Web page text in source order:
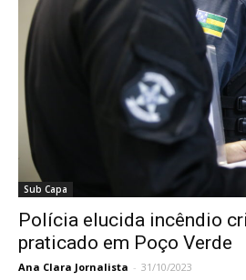
Sub Capa
Polícia elucida incêndio
praticado em Poço Verde
Ana Clara Jornalista - 31/10/2023